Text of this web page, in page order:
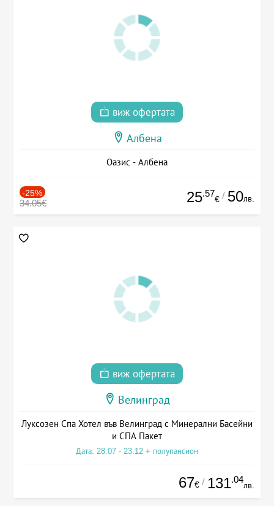
виж офертата
Албена
Оазис - Албена
-25%
34.05€ 25.57
€ / 50лв.
виж офертата
Велинград
Луксозен Спа Хотел във Велинград с Минерални Басейни
и СПА Пакет
Дата: 28.07 - 23.12 + полупансион
67€ / 131.04
лв.